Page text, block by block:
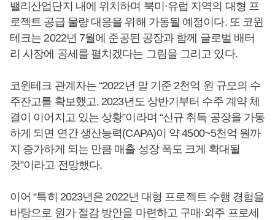
밸리산업단지 내에 위치하며 북미·유럽 지역의 대형 프
로젝트 공급 물량 대응을 위해 가동될 예정이다. 또 코윈
테크는 2022년 7월에 준공된 공장과 함께 글로벌 배터
리 시장에 공세를 펼치겠다는 그림을 그리고 있다.
코윈테크 관계자는 “2022년 말 기준 2천억 원 규모의 수
주잔고를 확보했고, 2023년도 상반기부터 수주 계약 체
결이 이어지고 있는 상황”이라며 “신규 취득 공장을 가동
하게 되면 연간 생산능력(CAPA)이 약 4500~5천억 원까
지 증가하게 되는 만큼 매출 성장 폭도 크게 확대될
것”이라고 전망했다.
이어 “특히 2023년은 2022년 대형 프로젝트 수행 경험을
바탕으로 원가 절감 방안을 마련하고 구매·외주 프로세